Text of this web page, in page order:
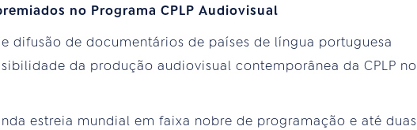
no Programa CPLP Audiovisual
difusão de documentários de países de língua portuguesa
da produção audiovisual contemporânea da CPLP no
estreia mundial em faixa nobre de programação e até duas